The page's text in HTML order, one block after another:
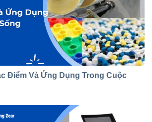
Điểm Và Ứng Dụng Trong Cuộc